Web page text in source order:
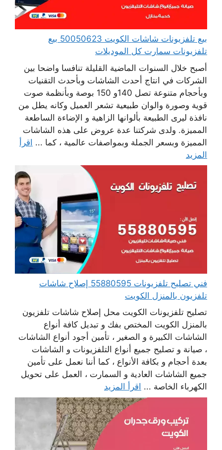
بيع تلفزيونات شاشات الكويت 50050623 بيع
تلفزيونات سمارت كل الموديلات
أصبح خلال السنوات الماضية القليلة تنافسا واضحا بين
الشركات في انتاج أحدث الشاشات وبأحدث التقنيات
وبأحجام متنوعة تصل 140و 150 بوصة وبأنظمة صوت
قوية وصورة والوان طبيعية تشعر العميل وكانه يطل من
نافذة ليرى الطبيعة بألوانها الزاهية و الإضاءة الساطعة
المميزة. ولدى شركتنا عدة عروض على هذه الشاشات
المميزة وبسعر الجملة وبمواصفات عالمية ، كما ... اقرأ
المزيد
فني تصليح تلفزيونات 55880595 إصلاح شاشات
تلفزيون بالمنزل الكويت
تصليح تلفزيونات الكويت محل إصلاح شاشات تلفزيون
بالمنزل الكويت المختص بفك و تبديل كافة أنواع
الشاشات الكبيرة و الصغير ، تأمين أجود أنواع الشاشات
، صيانة و تصليح جميع أنواع التلفزيونات و الشاشات
بعدة أحجام و بكافة الأنواع ، كما أننا نعمل على تأمين
جميع الشاشات العادية و السمارت ، العمل على تحويل
الكهرباء الخاصة ... اقرأ المزيد